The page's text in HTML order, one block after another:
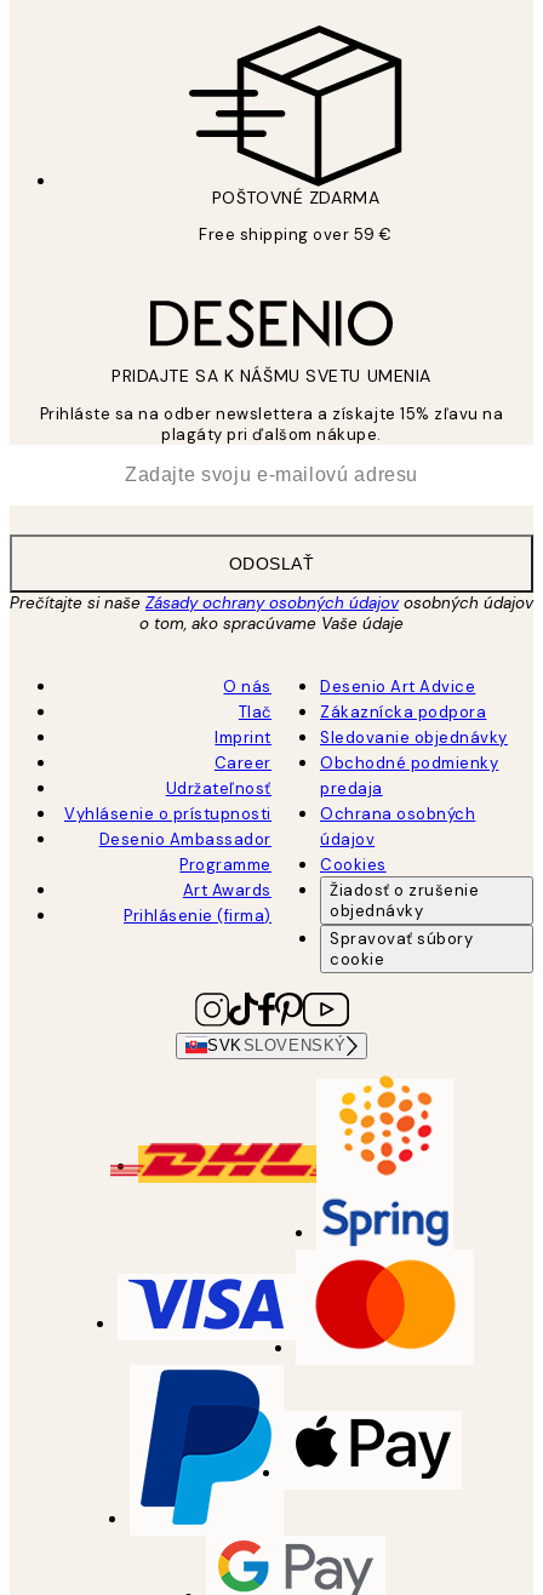
POŠTOVNÉ ZDARMA
Free shipping over 59 €
PRIDAJTE SA K NÁŠMU SVETU UMENIA
Prihláste sa na odber newslettera a získajte 15% zľavu na
plagáty pri ďalšom nákupe.
ODOSLAŤ
Prečítajte si naše Zásady ochrany osobných údajovosobných údajov
o tom, ako spracúvame Vaše údaje
O nás
Tlač
Imprint
Career
Udržateľnosť
Vyhlásenie o prístupnosti
Desenio Ambassador
Programme
Art Awards
Prihlásenie (firma)
Desenio Art Advice
Zákaznícka podpora
Sledovanie objednávky
Obchodné podmienky
predaja
Ochrana osobných
údajov
Cookies
Žiadosť o zrušenie
objednávky
Spravovať súbory
cookie
SVKSLOVENSKÝ